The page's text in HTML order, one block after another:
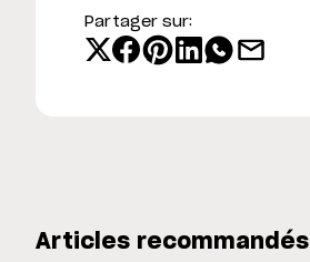
Partager sur:
Articles recommandés